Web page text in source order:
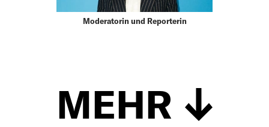
Moderatorin und Reporterin
MEHR